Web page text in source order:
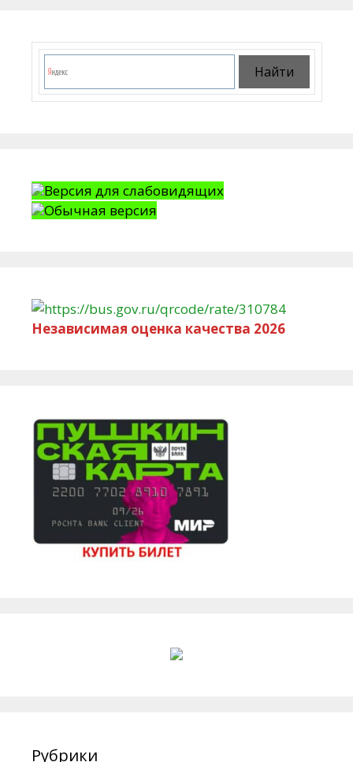
Версия для слабовидящих
Обычная версия
Независимая оценка качества 2026
Рубрики